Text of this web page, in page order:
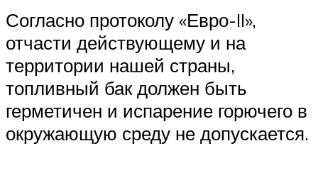
Согласно протоколу «Евро-II»,
отчасти действующему и на
территории нашей страны,
топливный бак должен быть
герметичен и испарение горючего в
окружающую среду не допускается.